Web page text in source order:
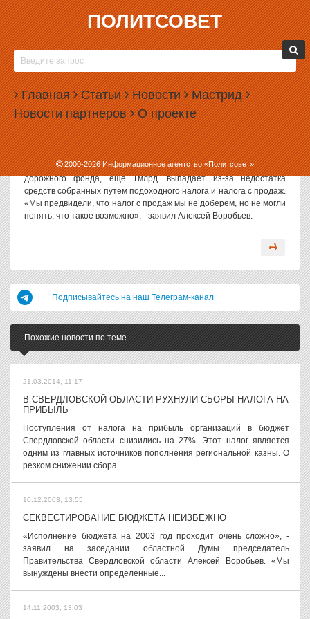
ПОЛИТСОВЕТ
Главная Статьи Новости Мастрид
Новости партнеров О проекте
2000-2026Информационное агентство «Политсовет»
12.11.2003, 15:50
БЮДЖЕТ ОБЛАСТИ В 4 КВАРТАЛЕ 2003
ПРОВАЛЕН
«Правительству Свердловской области в 4 квартале 2003 года
необходимо собрать 7 млрд. рублей, набирается всего 4.2 млрд.,
из которых 400 млн. поступают в областной бюджет из
федерального», - сообщил председатель свердловского
областного правительства Алексей Воробьев. По его словам, 2
млрд. выпадают из-за недостачи средств поступивших из
дорожного фонда, еще 1млрд. выпадает из-за недостатка
средств собранных путем подоходного налога и налога с продаж.
«Мы предвидели, что налог с продаж мы не доберем, но не могли
понять, что такое возможно», - заявил Алексей Воробьев.
Подписывайтесь на наш Телеграм-канал
Похожие новости по теме
21.03.2014, 11:17
В СВЕРДЛОВСКОЙ ОБЛАСТИ РУХНУЛИ СБОРЫ НАЛОГА НА
ПРИБЫЛЬ
Поступления от налога на прибыль организаций в бюджет
Свердловской области снизились на 27%. Этот налог является
одним из главных источников пополнения региональной казны. О
резком снижении сбора...
10.12.2003, 13:55
СЕКВЕСТИРОВАНИЕ БЮДЖЕТА НЕИЗБЕЖНО
«Исполнение бюджета на 2003 год проходит очень сложно», -
заявил на заседании областной Думы председатель
Правительства Свердловской области Алексей Воробьев. «Мы
вынуждены внести определенные...
14.11.2003, 13:03